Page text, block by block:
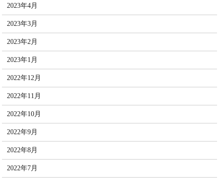
2023年4月
2023年3月
2023年2月
2023年1月
2022年12月
2022年11月
2022年10月
2022年9月
2022年8月
2022年7月